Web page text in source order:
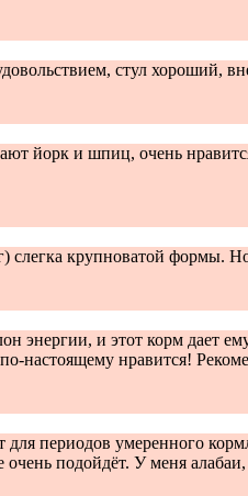
стул хороший,
йорк и шпиц, очень
крупноватой формы.
энергии, и этот корм дает
настоящему нравится!
периодов умеренного
подойдёт. У меня